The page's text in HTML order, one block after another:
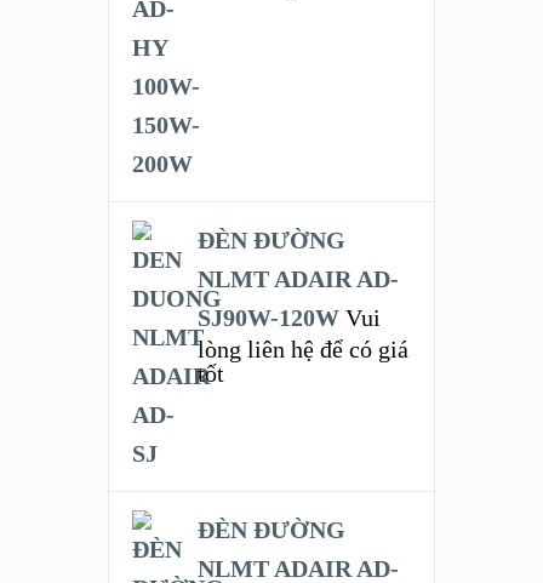
ĐÈN ĐƯỜNG
NLMT ADAIR AD-
SJ90W-120W Vui
lòng liên hệ để có giá
tốt
ĐÈN ĐƯỜNG
NLMT ADAIR AD-